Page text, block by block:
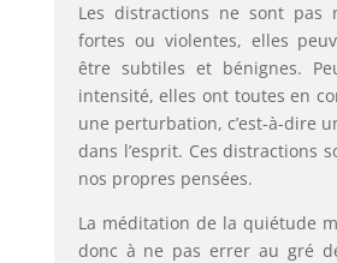
Les distractions ne sont pas
fortes ou violentes, elles
être subtiles et bénignes.
intensité, elles ont toutes en
une perturbation, c’est-à-dire
dans l’esprit. Ces distractions
nos propres pensées.
La méditation de la quiétude
donc à ne pas errer au gré